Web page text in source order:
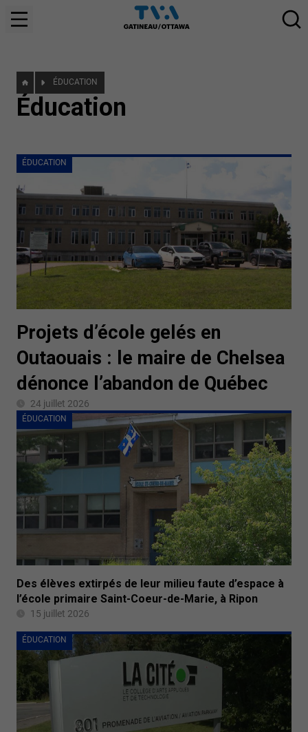
ÉDUCATION
Éducation
ÉDUCATION
Projets d’école gelés en
Outaouais : le maire de Chelsea
dénonce l’abandon de Québec
24 juillet 2026
ÉDUCATION
Des élèves extirpés de leur milieu faute d’espace à
l’école primaire Saint-Coeur-de-Marie, à Ripon
15 juillet 2026
ÉDUCATION